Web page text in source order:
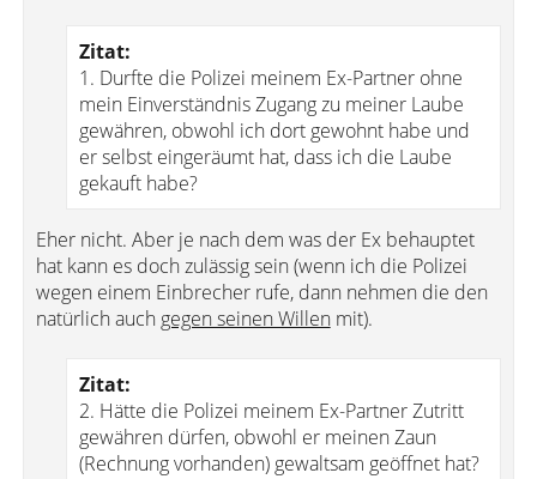
Zitat:
1. Durfte die Polizei meinem Ex-Partner ohne
mein Einverständnis Zugang zu meiner Laube
gewähren, obwohl ich dort gewohnt habe und
er selbst eingeräumt hat, dass ich die Laube
gekauft habe?
Eher nicht. Aber je nach dem was der Ex behauptet
hat kann es doch zulässig sein (wenn ich die Polizei
wegen einem Einbrecher rufe, dann nehmen die den
natürlich auch gegen seinen Willenmit).
Zitat:
2. Hätte die Polizei meinem Ex-Partner Zutritt
gewähren dürfen, obwohl er meinen Zaun
(Rechnung vorhanden) gewaltsam geöffnet hat?